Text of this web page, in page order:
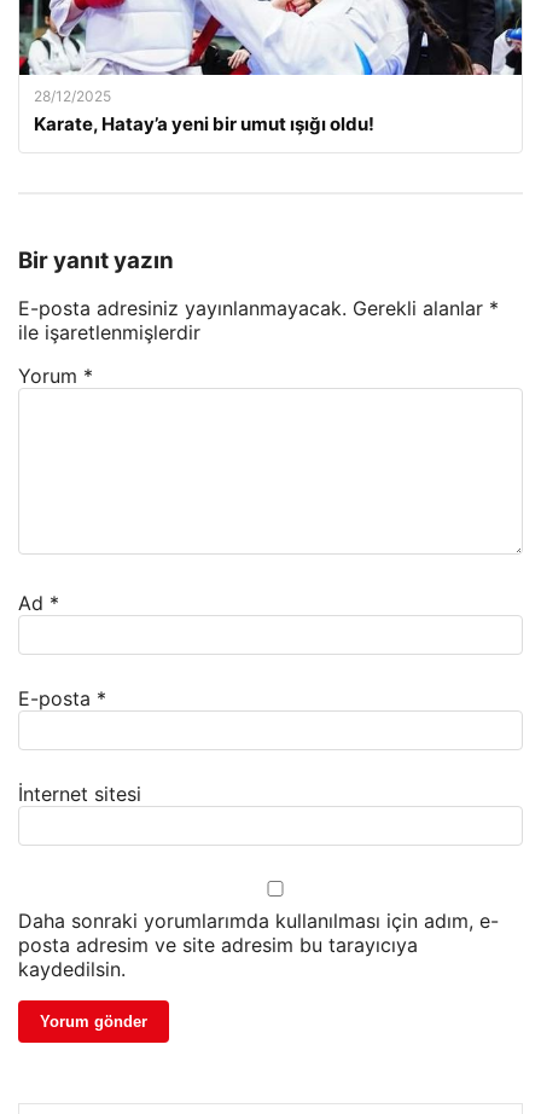
28/12/2025
Karate, Hatay’a yeni bir umut ışığı oldu!
Bir yanıt yazın
E-posta adresiniz yayınlanmayacak. Gerekli alanlar *
ile işaretlenmişlerdir
Yorum *
Ad *
E-posta *
İnternet sitesi
Daha sonraki yorumlarımda kullanılması için adım, e-
posta adresim ve site adresim bu tarayıcıya
kaydedilsin.